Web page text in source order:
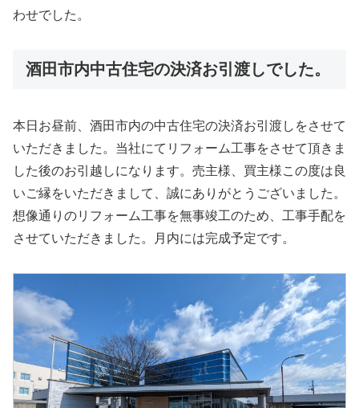
わせでした。
酒田市内中古住宅の決済お引渡しでした。
本日お昼前、酒田市内の中古住宅の決済お引渡しをさせて
いただきました。当社にてリフォーム工事をさせて頂きま
した後のお引越しになります。売主様、買主様この度は良
いご縁をいただきまして、誠にありがとうございました。
想像通りのリフォーム工事を無事竣工のため、工事手配を
させていただきました。月内には完成予定です。